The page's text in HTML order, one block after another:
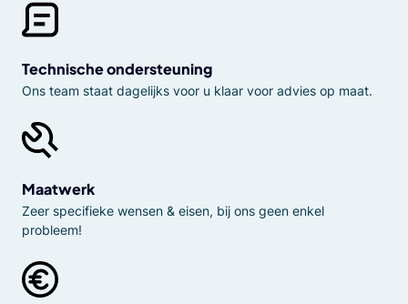
Technische ondersteuning
Ons team staat dagelijks voor u klaar voor advies op maat.
Maatwerk
Zeer specifieke wensen & eisen, bij ons geen enkel
probleem!